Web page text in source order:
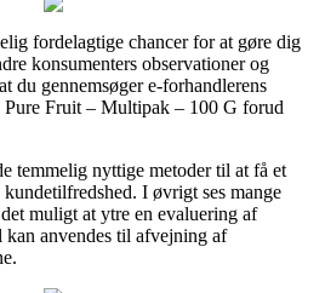
fordelagtige chancer for at gøre dig
konsumenters observationer og
du gennemsøger e-forhandlerens
Fruit – Multipak – 100 G forud
temmelig nyttige metoder til at få et
I øvrigt ses mange
muligt at ytre en evaluering af
kan anvendes til afvejning af